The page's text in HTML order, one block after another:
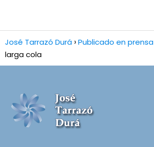
José Tarrazó Durá Publicado en prensa
larga cola